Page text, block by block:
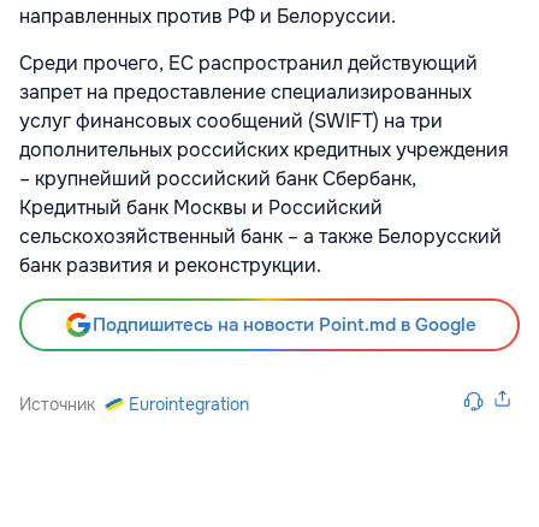
направленных против РФ и Белоруссии.
Среди прочего, ЕС распространил действующий
запрет на предоставление специализированных
услуг финансовых сообщений (SWIFT) на три
дополнительных российских кредитных учреждения
– крупнейший российский банк Сбербанк,
Кредитный банк Москвы и Российский
сельскохозяйственный банк – а также Белорусский
банк развития и реконструкции.
Подпишитесь на новости Point.md в Google
Источник Eurointegration